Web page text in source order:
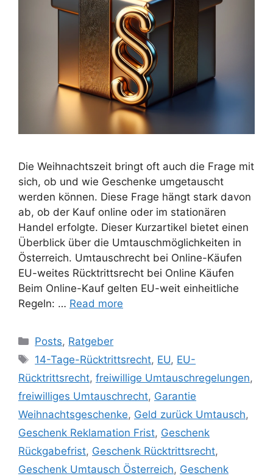
Die Weihnachtszeit bringt oft auch die Frage mit
sich, ob und wie Geschenke umgetauscht
werden können. Diese Frage hängt stark davon
ab, ob der Kauf online oder im stationären
Handel erfolgte. Dieser Kurzartikel bietet einen
Überblick über die Umtauschmöglichkeiten in
Österreich. Umtauschrecht bei Online-Käufen
EU-weites Rücktrittsrecht bei Online Käufen
Beim Online-Kauf gelten EU-weit einheitliche
Regeln: … Read more
Posts, Ratgeber
14-Tage-Rücktrittsrecht, EU, EU-
Rücktrittsrecht, freiwillige Umtauschregelungen,
freiwilliges Umtauschrecht, Garantie
Weihnachtsgeschenke, Geld zurück Umtausch,
Geschenk Reklamation Frist, Geschenk
Rückgabefrist, Geschenk Rücktrittsrecht,
Geschenk Umtausch Österreich, Geschenk